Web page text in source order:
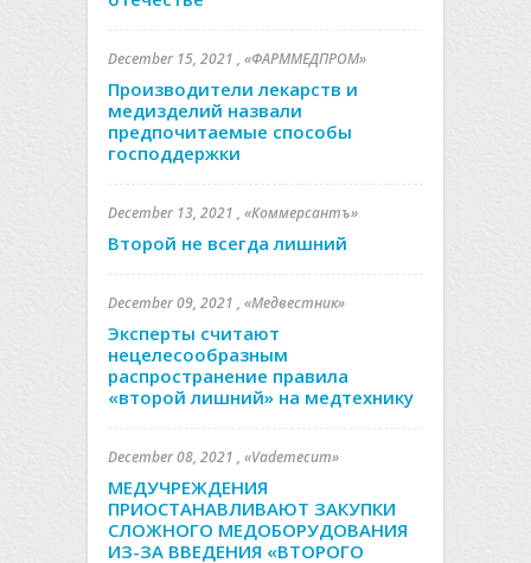
December 15, 2021 , «ФАРММЕДПРОМ»
Производители лекарств и
медизделий назвали
предпочитаемые способы
господдержки
December 13, 2021 , «Коммерсантъ»
Второй не всегда лишний
December 09, 2021 , «Медвестник»
Эксперты считают
нецелесообразным
распространение правила
«второй лишний» на медтехнику
December 08, 2021 , «Vademecum»
МЕДУЧРЕЖДЕНИЯ
ПРИОСТАНАВЛИВАЮТ ЗАКУПКИ
СЛОЖНОГО МЕДОБОРУДОВАНИЯ
ИЗ-ЗА ВВЕДЕНИЯ «ВТОРОГО